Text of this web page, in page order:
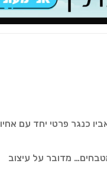
אביו כנגר פרטי יחד עם
מדובר על עיצוב